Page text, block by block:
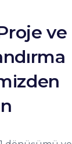
ve